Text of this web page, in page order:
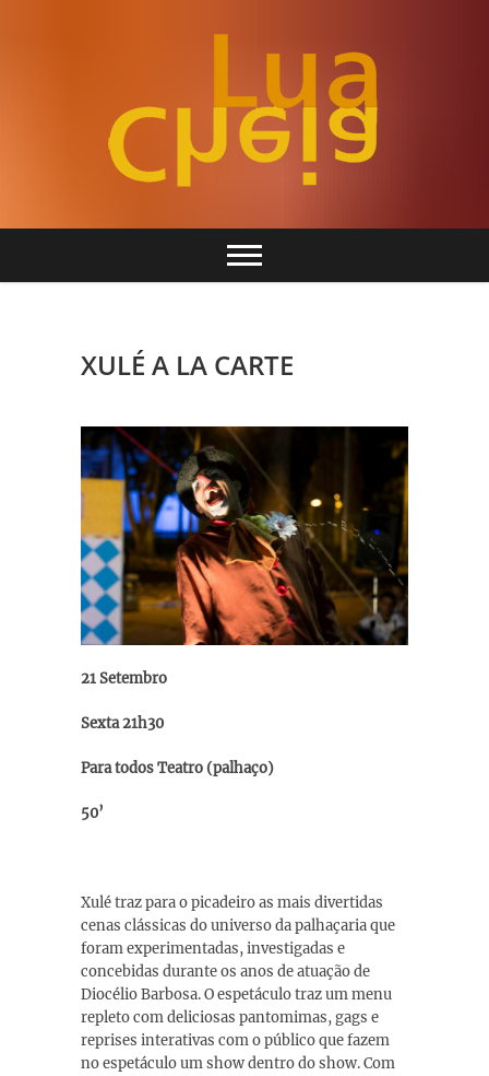
Lua Cheia
XULÉ A LA CARTE
21 Setembro
Sexta 21h30
Para todos Teatro (palhaço)
50’
Xulé traz para o picadeiro as mais divertidas
cenas clássicas do universo da palhaçaria que
foram experimentadas, investigadas e
concebidas durante os anos de atuação de
Diocélio Barbosa. O espetáculo traz um menu
repleto com deliciosas pantomimas, gags e
reprises interativas com o público que fazem
no espetáculo um show dentro do show. Com